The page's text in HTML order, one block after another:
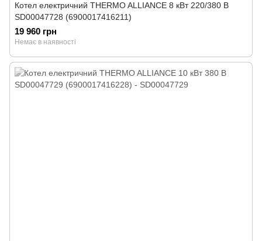
Котел електричний THERMO ALLIANCE 8 кВт 220/380 В
SD00047728 (6900017416211)
19 960 грн
Немає в наявності